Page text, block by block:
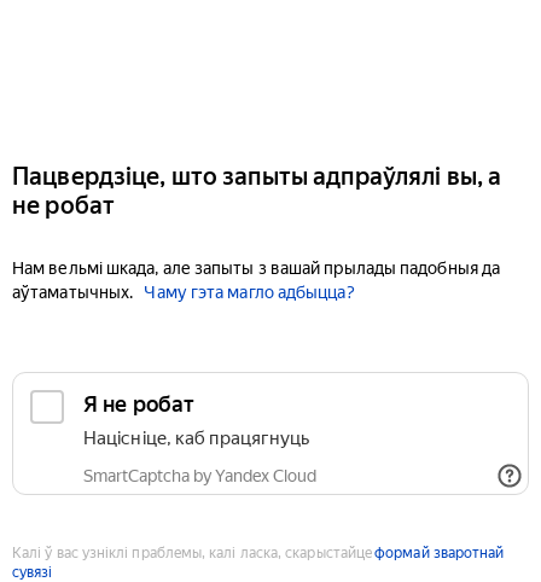
Пацвердзіце, што запыты адпраўлялі вы, а
не робат
Нам вельмі шкада, але запыты з вашай прылады падобныя да
аўтаматычных.
Чаму гэта магло адбыцца?
Я не робат
Націсніце, каб працягнуць
SmartCaptcha by Yandex Cloud
Калі ў вас узніклі праблемы, калі ласка, скарыстайцеформай зваротнай
сувязі